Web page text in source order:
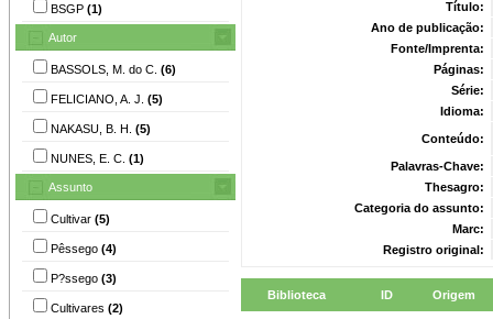
BSGP (1)
Autor
BASSOLS, M. do C. (6)
FELICIANO, A. J. (5)
NAKASU, B. H. (5)
NUNES, E. C. (1)
Assunto
Cultivar (5)
Pêssego (4)
P?ssego (3)
Cultivares (2)
Título:
Ano de publicação:
Fonte/Imprenta:
Páginas:
Série:
Idioma:
Conteúdo:
Palavras-Chave:
Thesagro:
Categoria do assunto:
Marc:
Registro original:
Biblioteca ID Origem